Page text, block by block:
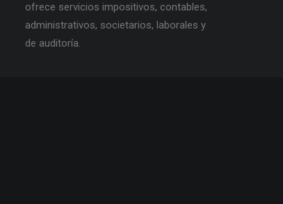
ofrece servicios impositivos, contables,
administrativos, societarios, laborales y
de auditoría.